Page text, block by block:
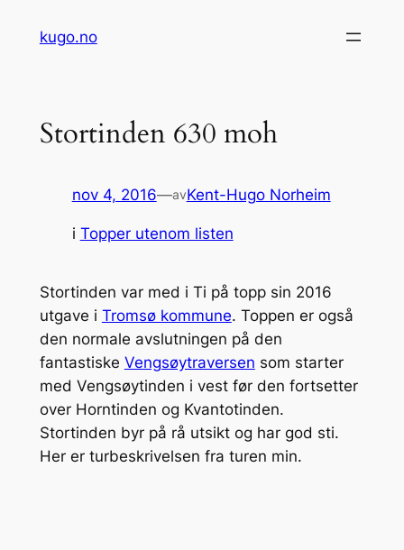
kugo.no
Stortinden 630 moh
nov 4, 2016—avKent-Hugo Norheim
i Topper utenom listen
Stortinden var med i Ti på topp sin 2016
utgave i Tromsø kommune. Toppen er også
den normale avslutningen på den
fantastiske Vengsøytraversen som starter
med Vengsøytinden i vest før den fortsetter
over Horntinden og Kvantotinden.
Stortinden byr på rå utsikt og har god sti.
Her er turbeskrivelsen fra turen min.